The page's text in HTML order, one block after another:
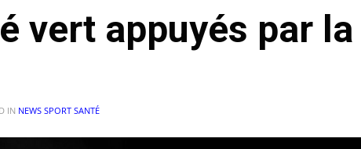
vert appuyés par la
IN NEWS SPORT SANTÉ